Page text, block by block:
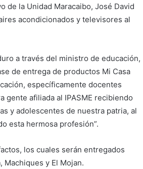
de la Unidad Maracaibo, José David
acondicionados y televisores al
a través del ministro de educación,
de entrega de productos Mi Casa
específicamente docentes
gente afiliada al IPASME recibiendo
y adolescentes de nuestra patria, al
esta hermosa profesión”.
los cuales serán entregados
Machiques y El Mojan.